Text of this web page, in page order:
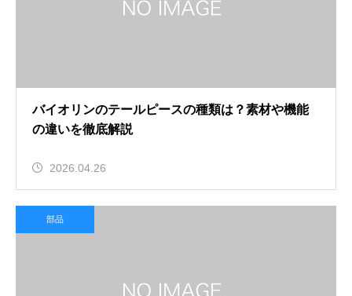
バイオリンのテールピースの種類は？素材や機能
の違いを徹底解説
2026.04.26
部品